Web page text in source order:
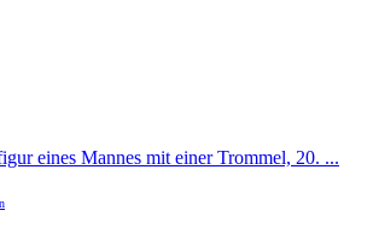
eines Mannes mit einer Trommel, 20. ...